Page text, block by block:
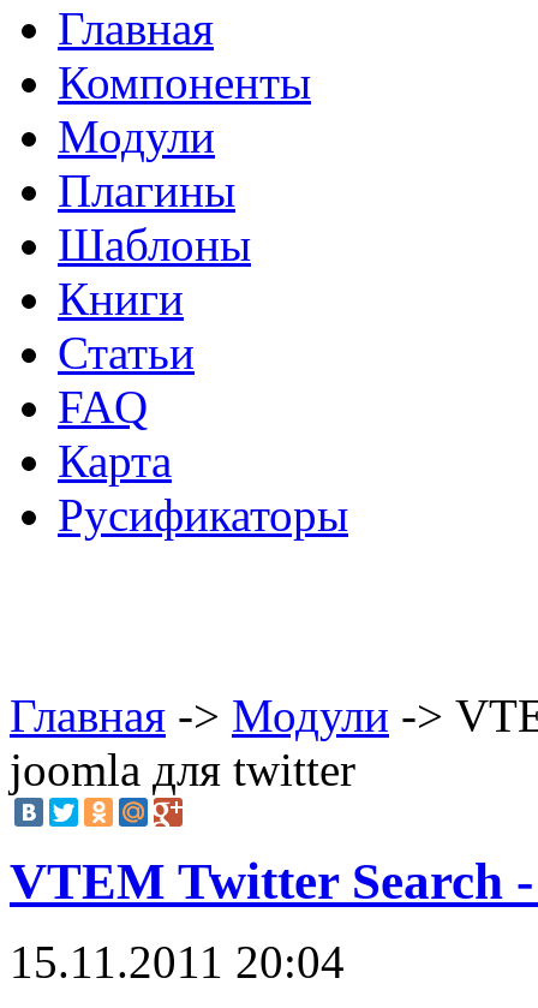
Главная
Компоненты
Модули
Плагины
Шаблоны
Книги
Статьи
FAQ
Карта
Русификаторы
Главная -> Модули ->
joomla для twitter
VTEM Twitter Search
15.11.2011 20:04